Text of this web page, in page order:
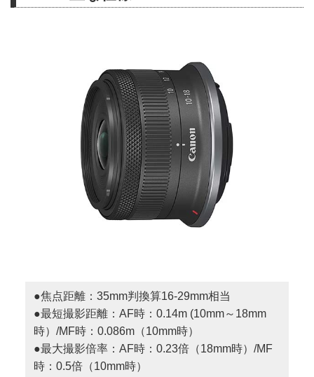
●焦点距離：35mm判換算16-29mm相当
●最短撮影距離：AF時：0.14m (10mm～18mm
時）/MF時：0.086m（10mm時）
●最大撮影倍率：AF時：0.23倍（18mm時）/MF
時：0.5倍（10mm時）